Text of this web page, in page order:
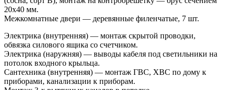
20х40 мм.
Межкомнатные двери — деревянные филенчатые, 7 шт.
Электрика (внутренняя) — монтаж скрытой проводки,
обвязка силового ящика со счетчиком.
Электрика (наружняя) — выводы кабеля под светильники на
потолок входного крыльца.
Сантехника (внутренняя) — монтаж ГВС, ХВС по дому к
приборами, канализации к приборам.